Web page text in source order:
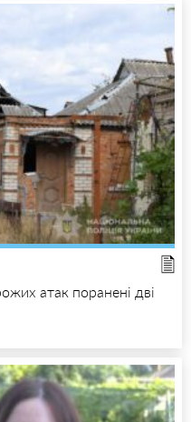
атак поранені дві